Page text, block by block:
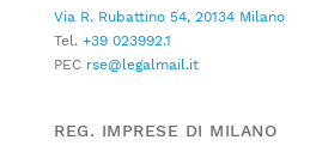
Via R. Rubattino 54, 20134 Milano
Tel. +39 023992.1
PEC rse@legalmail.it
REG. IMPRESE DI MILANO